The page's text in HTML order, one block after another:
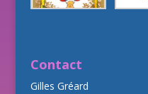
Contact
Gilles Gréard